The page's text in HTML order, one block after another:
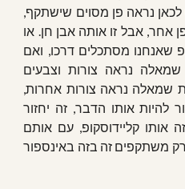
נראה פן מסוים שישתקף,
אחר, אבל זו אותה אבן חן. או
שאנחנו מסתכלים דרכו, ואם
נראה צורות וצבעים
שמאלה נראה צורות אחרות,
להיות אותו הדבר, זה יחזור
אותו קליידוסקופ, עם אותם
משתקפים זה בזה באינספור